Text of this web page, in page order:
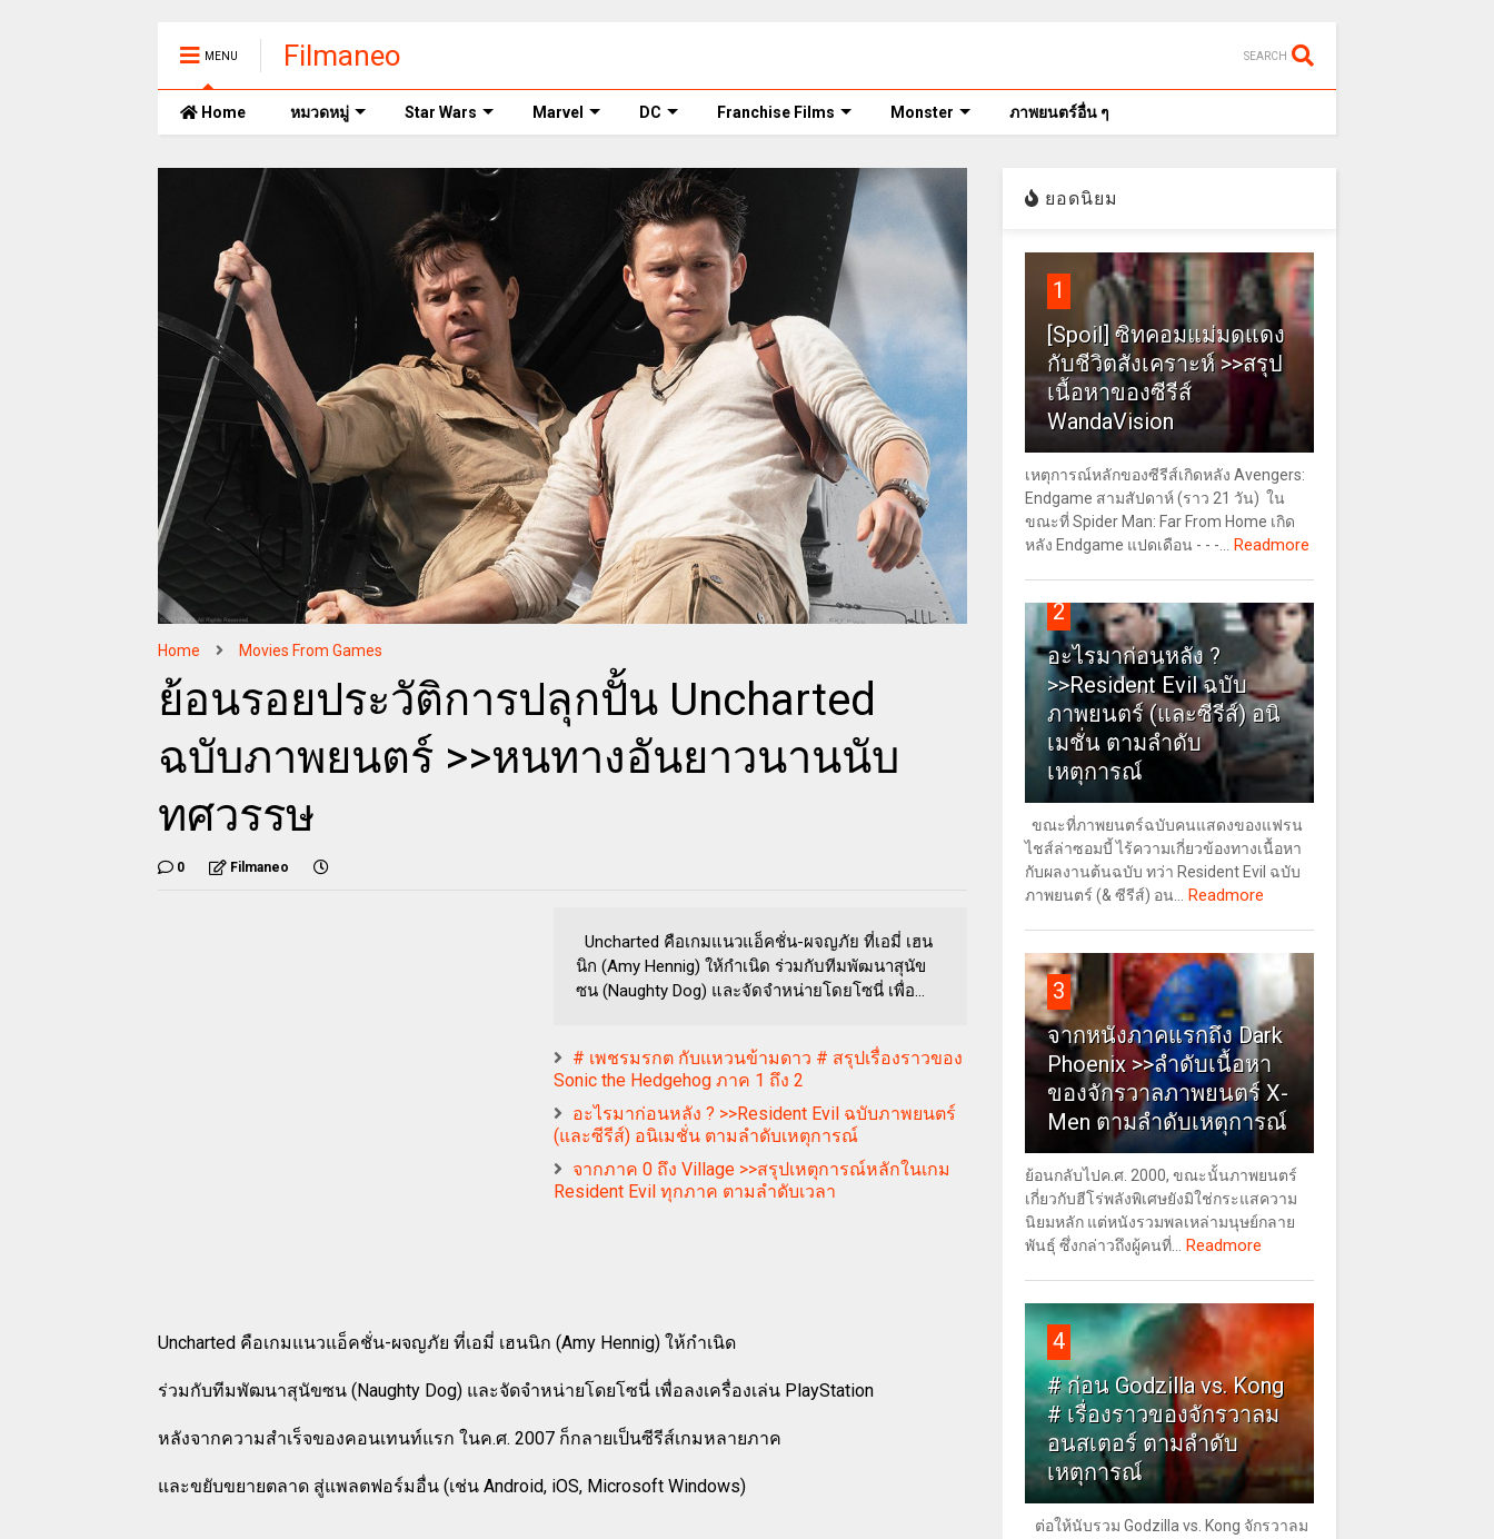
MENU Filmaneo SEARCH
Home หมวดหมู่ Star Wars Marvel DC Franchise Films Monster ภาพยนตร์อื่น ๆ
Home Movies From Games
ย้อนรอยประวัติการปลุกปั้น Uncharted
ฉบับภาพยนตร์ >>หนทางอันยาวนานนับ
ทศวรรษ
0 Filmaneo
Uncharted คือเกมแนวแอ็คชั่น-ผจญภัย ที่เอมี่ เฮน
นิก (Amy Hennig) ให้กำเนิด ร่วมกับทีมพัฒนาสุนัข
ซน (Naughty Dog) และจัดจำหน่ายโดยโซนี่ เพื่อ...
# เพชรมรกต กับแหวนข้ามดาว # สรุปเรื่องราวของ
Sonic the Hedgehog ภาค 1 ถึง 2
อะไรมาก่อนหลัง ? >>Resident Evil ฉบับภาพยนตร์
(และซีรีส์) อนิเมชั่น ตามลำดับเหตุการณ์
จากภาค 0 ถึง Village >>สรุปเหตุการณ์หลักในเกม
Resident Evil ทุกภาค ตามลำดับเวลา
Uncharted คือเกมแนวแอ็คชั่น-ผจญภัย ที่เอมี่ เฮนนิก (Amy Hennig) ให้กำเนิด
ร่วมกับทีมพัฒนาสุนัขซน (Naughty Dog) และจัดจำหน่ายโดยโซนี่ เพื่อลงเครื่องเล่น PlayStation
หลังจากความสำเร็จของคอนเทนท์แรก ในค.ศ. 2007 ก็กลายเป็นซีรีส์เกมหลายภาค
และขยับขยายตลาด สู่แพลตฟอร์มอื่น (เช่น Android, iOS, Microsoft Windows)
ยอดนิยม
1
[Spoil] ซิทคอมแม่มดแดง
กับชีวิตสังเคราะห์ >>สรุป
เนื้อหาของซีรีส์
WandaVision
เหตุการณ์หลักของซีรีส์เกิดหลัง Avengers:
Endgame สามสัปดาห์ (ราว 21 วัน) ใน
ขณะที่ Spider Man: Far From Home เกิด
หลัง Endgame แปดเดือน - - -...
Readmore
2
อะไรมาก่อนหลัง ?
>>Resident Evil ฉบับ
ภาพยนตร์ (และซีรีส์) อนิ
เมชั่น ตามลำดับ
เหตุการณ์
ขณะที่ภาพยนตร์ฉบับคนแสดงของแฟรน
ไชส์ล่าซอมบี้ ไร้ความเกี่ยวข้องทางเนื้อหา
กับผลงานต้นฉบับ ทว่า Resident Evil ฉบับ
ภาพยนตร์ (& ซีรีส์) อน...
Readmore
3
จากหนังภาคแรกถึง Dark
Phoenix >>ลำดับเนื้อหา
ของจักรวาลภาพยนตร์ X-
Men ตามลำดับเหตุการณ์
ย้อนกลับไปค.ศ. 2000, ขณะนั้นภาพยนตร์
เกี่ยวกับฮีโร่พลังพิเศษยังมิใช่กระแสความ
นิยมหลัก แต่หนังรวมพลเหล่ามนุษย์กลาย
พันธุ์ ซึ่งกล่าวถึงผู้คนที่...
Readmore
4
# ก่อน Godzilla vs. Kong
# เรื่องราวของจักรวาลม
อนสเตอร์ ตามลำดับ
เหตุการณ์
ต่อให้นับรวม Godzilla vs. Kong จักรวาลม